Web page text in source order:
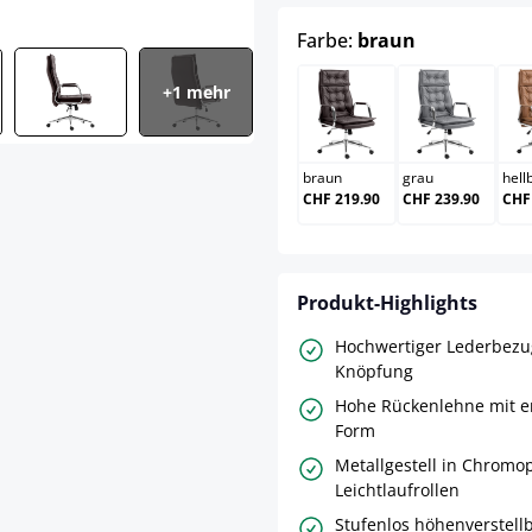
+1 mehr
Farbe: braun
braun
braun
CHF 219.90
grau
grau
CHF 239.90
Produkt-Highlights
Hochwertiger
Knöpfung
Hohe Rückenlehne mit
Form
Metallgestell in
Leichtlaufrollen
Stufenlos